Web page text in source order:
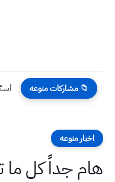
📁 مشاركات منوعه
اخبار منوعه
هام جداً كل ما